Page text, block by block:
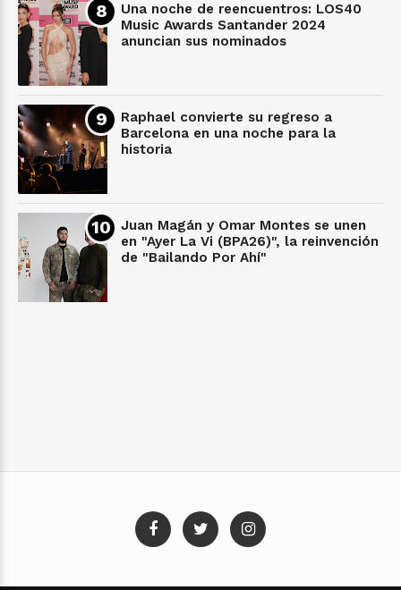
Una noche de reencuentros: LOS40
Music Awards Santander 2024
anuncian sus nominados
Raphael convierte su regreso a
Barcelona en una noche para la
historia
Juan Magán y Omar Montes se unen
en "Ayer La Vi (BPA26)", la reinvención
de "Bailando Por Ahí"